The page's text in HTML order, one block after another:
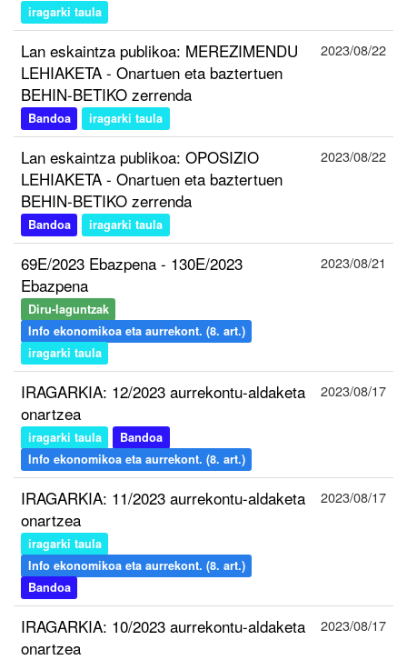
iragarki taula
Lan eskaintza publikoa: MEREZIMENDU
LEHIAKETA - Onartuen eta baztertuen
BEHIN-BETIKO zerrenda
Bandoa iragarki taula
2023/08/22
Lan eskaintza publikoa: OPOSIZIO
LEHIAKETA - Onartuen eta baztertuen
BEHIN-BETIKO zerrenda
Bandoa iragarki taula
2023/08/22
69E/2023 Ebazpena - 130E/2023
Ebazpena
Diru-laguntzak
Info ekonomikoa eta aurrekont. (8. art.)
iragarki taula
2023/08/21
IRAGARKIA: 12/2023 aurrekontu-aldaketa
onartzea
iragarki taula
Bandoa
Info ekonomikoa eta aurrekont. (8. art.)
2023/08/17
IRAGARKIA: 11/2023 aurrekontu-aldaketa
onartzea
iragarki taula
Info ekonomikoa eta aurrekont. (8. art.)
Bandoa
2023/08/17
IRAGARKIA: 10/2023 aurrekontu-aldaketa
onartzea
2023/08/17